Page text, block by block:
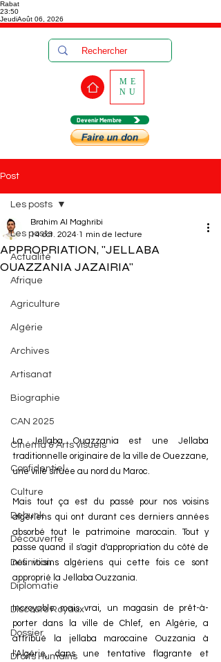
Rabat
23:50
JeudiAoût 06, 2026
Devenir Membre
ME
NU
Post
Les posts
Actualité
Afrique
Agriculture
Algérie
Archives
Artisanat
Biographie
CAN 2025
Cinéma & Arts visuels
Confidentiel
Culture
Debunk
Découverte
Définition
Diplomatie
Discours Royaux
Dossier
Droits Humains
Les posts
APPROPRIATION, "JELLABA
OUAZZANIA JAZAIRIA"
Brahim Al Maghribi
14 oct. 2024 1 min de lecture
La Jellaba Ouazzania est une Jellaba
traditionnelle originaire de la ville de Ouezzane,
une ville située au nord du Maroc.
Mais tout ça est du passé pour nos voisins
algériens qui ont durant ces derniers années
absorbé tout le patrimoine marocain. Tout y
passe quand il s'agit d'appropriation du côté de
nos voisins algériens qui cette fois ce sont
approprié la Jellaba Ouzzania.
Incroyable mais vrai,
un magasin de prêt-à-
porter dans la ville de Chlef, en Algérie, a
attribué la jellaba marocaine Ouzzania à
l'Algérie, dans une tentative flagrante et